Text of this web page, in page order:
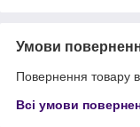
Умови
Повернення товару
Всі умови